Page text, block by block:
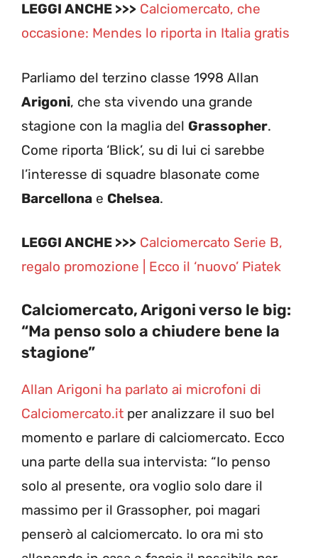
LEGGI ANCHE >>> Calciomercato, che
occasione: Mendes lo riporta in Italia gratis
Parliamo del terzino classe 1998 Allan
Arigoni, che sta vivendo una grande
stagione con la maglia del Grassopher.
Come riporta ‘Blick’, su di lui ci sarebbe
l’interesse di squadre blasonate come
Barcellona e Chelsea.
LEGGI ANCHE >>> Calciomercato Serie B,
regalo promozione | Ecco il ‘nuovo’ Piatek
Calciomercato, Arigoni verso le big:
“Ma penso solo a chiudere bene la
stagione”
Allan Arigoni ha parlato ai microfoni di
Calciomercato.it per analizzare il suo bel
momento e parlare di calciomercato. Ecco
una parte della sua intervista: “Io penso
solo al presente, ora voglio solo dare il
massimo per il Grassopher, poi magari
penserò al calciomercato. Io ora mi sto